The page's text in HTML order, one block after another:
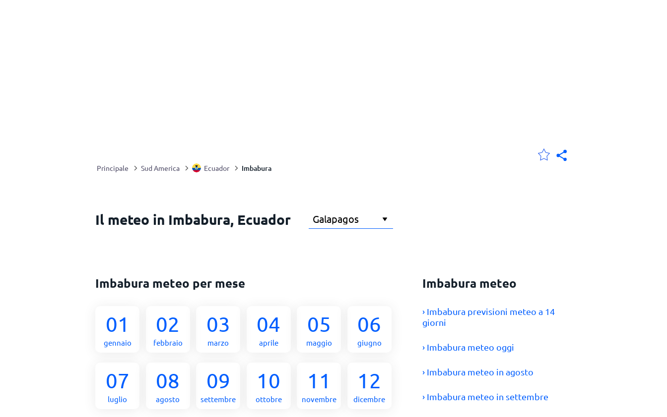
Principale Sud America Ecuador Imbabura
Il meteo in Imbabura, Ecuador
Imbabura meteo per mese
01
gennaio
02
febbraio
03
marzo
04
aprile
05
maggio
06
giugno
07
luglio
08
agosto
09
settembre
10
ottobre
11
novembre
12
dicembre
Imbabura meteo
› Imbabura previsioni meteo a 14
giorni
› Imbabura meteo oggi
› Imbabura meteo in agosto
› Imbabura meteo in settembre